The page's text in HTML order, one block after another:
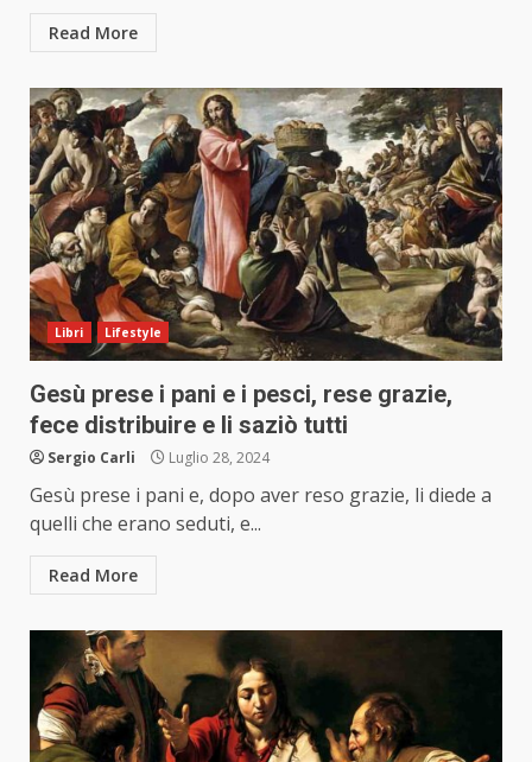
Read More
Libri Lifestyle
Gesù prese i pani e i pesci, rese grazie,
fece distribuire e li saziò tutti
Sergio Carli Luglio 28, 2024
Gesù prese i pani e, dopo aver reso grazie, li diede a
quelli che erano seduti, e...
Read More